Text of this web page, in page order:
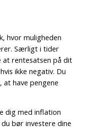
hvor muligheden
Særligti tider
at rentesatsen på dit
ikke negativ. Du
at have pengene
dig med inflation
bør investere dine